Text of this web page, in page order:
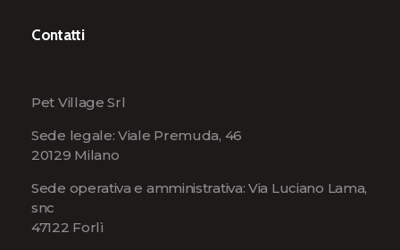
Contatti
Pet Village Srl
Sede legale: Viale Premuda, 46
20129 Milano
Sede operativa e amministrativa: Via Luciano Lama,
snc
47122 Forlì